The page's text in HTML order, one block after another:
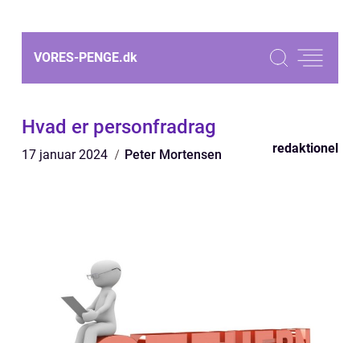
VORES-PENGE.dk
Hvad er personfradrag
17 januar 2024 Peter Mortensen redaktionel